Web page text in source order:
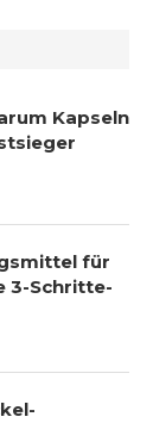
Kapseln
für
3-Schritte-